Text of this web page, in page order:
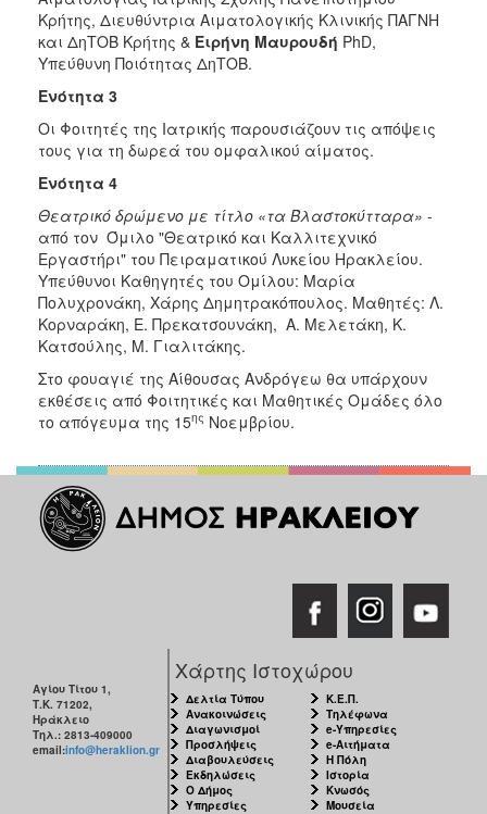
Κρήτης, Διευθύντρια Αιματολογικής Κλινικής ΠΑΓΝΗ
και ΔηΤΟΒ Κρήτης & Ειρήνη Μαυρουδή PhD,
Υπεύθυνη Ποιότητας ΔηΤΟΒ.
Ενότητα 3
Οι Φοιτητές της Ιατρικής παρουσιάζουν τις απόψεις
τους για τη δωρεά του ομφαλικού αίματος.
Ενότητα 4
Θεατρικό δρώμενο με τίτλο «τα Βλαστοκύτταρα» -
από τον Όμιλο "Θεατρικό και Καλλιτεχνικό
Εργαστήρι" του Πειραματικού Λυκείου Ηρακλείου.
Υπεύθυνοι Καθηγητές του Ομίλου: Μαρία
Πολυχρονάκη, Χάρης Δημητρακόπουλος. Μαθητές: Λ.
Κορναράκη, Ε. Πρεκατσουνάκη, Α. Μελετάκη, Κ.
Κατσούλης, Μ. Γιαλιτάκης.
Στο φουαγιέ της Αίθουσας Ανδρόγεω θα υπάρχουν
εκθέσεις από Φοιτητικές και Μαθητικές Ομάδες όλο
το απόγευμα της 15ης Νοεμβρίου.
Αγίου Τίτου 1,
Τ.Κ. 71202,
Ηράκλειο
Τηλ.: 2813-409000
email:info@heraklion.gr
Χάρτης Ιστοχώρου
Δελτία Τύπου
Ανακοινώσεις
Διαγωνισμοί
Προσλήψεις
Διαβουλεύσεις
Εκδηλώσεις
Ο Δήμος
Υπηρεσίες
Κ.Ε.Π.
Τηλέφωνα
e-Υπηρεσίες
e-Αιτήματα
Η Πόλη
Ιστορία
Κνωσός
Μουσεία